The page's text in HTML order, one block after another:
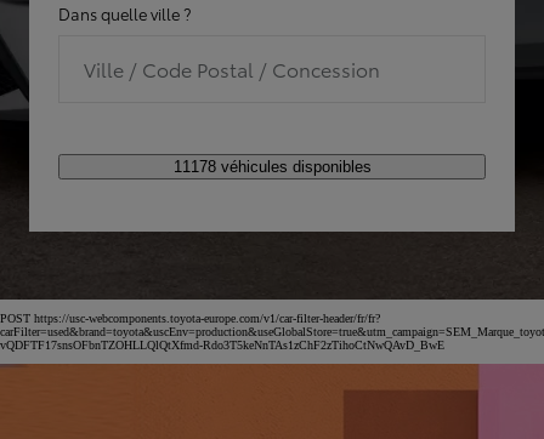
Dans quelle ville ?
Ville / Code Postal / Concession
11178 véhicules disponibles
POST https://usc-webcomponents.toyota-europe.com/v1/car-filter-header/fr/fr?
vQDFTF17snsOFbnTZOHLLQlQtXfmd-Rdo3T5keNnTAs1zChF2zTihoCtNwQAvD_BwE